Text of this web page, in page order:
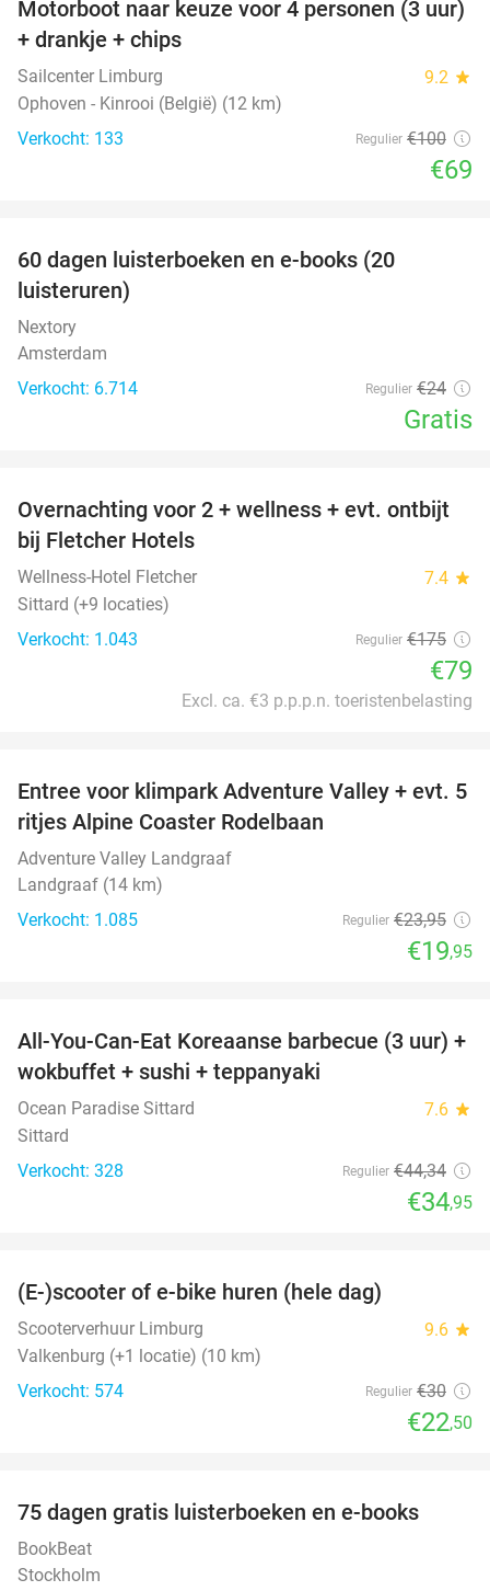
31%
Motorboot naar keuze voor 4 personen (3 uur)
+ drankje + chips
Sailcenter Limburg 9.2 star
Ophoven - Kinrooi (België) (12 km)
Verkocht: 133
Regulier €100
€69
60 dagen luisterboeken en e-books (20
luisteruren)
Nextory
Amsterdam
Verkocht: 6.714
Regulier €24
Gratis
55%
Overnachting voor 2 + wellness + evt. ontbijt
bij Fletcher Hotels
Wellness-Hotel Fletcher 7.4 star
Sittard (+9 locaties)
Verkocht: 1.043
Regulier €175
€79
Excl. ca. €3 p.p.p.n. toeristenbelasting
17%
Entree voor klimpark Adventure Valley + evt. 5
ritjes Alpine Coaster Rodelbaan
Adventure Valley Landgraaf
Landgraaf (14 km)
Verkocht: 1.085
Regulier €23,95
€19,95
21%
All-You-Can-Eat Koreaanse barbecue (3 uur) +
wokbuffet + sushi + teppanyaki
Ocean Paradise Sittard 7.6 star
Sittard
Verkocht: 328
Regulier €44,34
€34,95
(E-)scooter of e-bike huren (hele dag)
Scooterverhuur Limburg 9.6 star
Valkenburg (+1 locatie) (10 km)
Verkocht: 574
Regulier €30
€22,50
75 dagen gratis luisterboeken en e-books
BookBeat
Stockholm